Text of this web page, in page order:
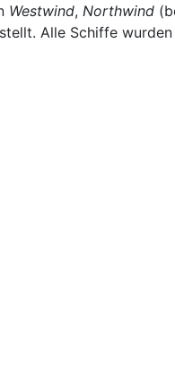
Westwind, Northwind
Alle Schiffe